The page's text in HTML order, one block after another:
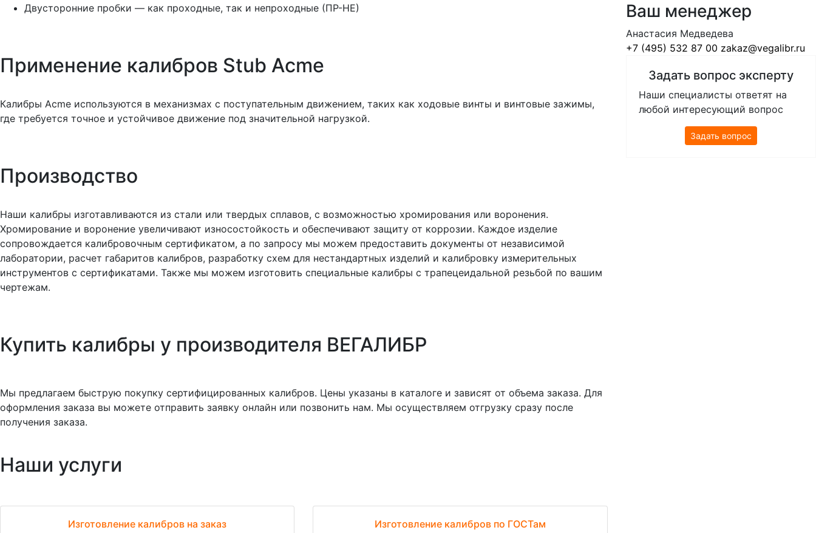
Двусторонние пробки — как проходные, так и непроходные (ПР-НЕ)
Применение калибров Stub Acme
Калибры Acme используются в механизмах с поступательным движением, таких как ходовые винты и винтовые зажимы,
где требуется точное и устойчивое движение под значительной нагрузкой.
Производство
Наши калибры изготавливаются из стали или твердых сплавов, с возможностью хромирования или воронения.
Хромирование и воронение увеличивают износостойкость и обеспечивают защиту от коррозии. Каждое изделие
сопровождается калибровочным сертификатом, а по запросу мы можем предоставить документы от независимой
лаборатории, расчет габаритов калибров, разработку схем для нестандартных изделий и калибровку измерительных
инструментов с сертификатами. Также мы можем изготовить специальные калибры с трапецеидальной резьбой по вашим
чертежам.
Купить калибры у производителя ВЕГАЛИБР
Мы предлагаем быструю покупку сертифицированных калибров. Цены указаны в каталоге и зависят от объема заказа. Для
оформления заказа вы можете отправить заявку онлайн или позвонить нам. Мы осуществляем отгрузку сразу после
получения заказа.
Наши услуги
Изготовление калибров на заказ Изготовление калибров по ГОСТам
Ваш менеджер
Анастасия Медведева
+7 (495) 532 87 00 zakaz@vegalibr.ru
Задать вопрос эксперту
Наши специалисты ответят на
любой интересующий вопрос
Задать вопрос